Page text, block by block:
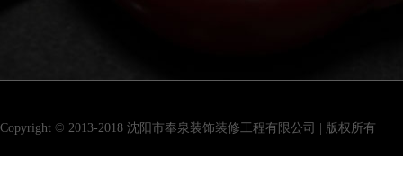
Copyright © 2013-2018 沈阳市奉泉装饰装修工程有限公司 | 版权所有